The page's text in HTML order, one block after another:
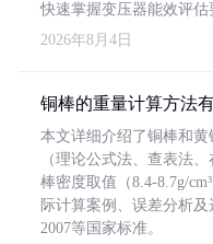
快速掌握变压器能效评估
2026年8月4日
铜棒的重量计算方法
本文详细介绍了铜棒和
（理论公式法、查表法
棒密度取值（8.4-8.7g/
际计算案例、误差分析
2007等国家标准。